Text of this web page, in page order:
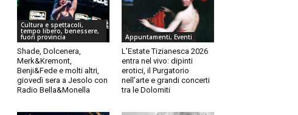
Cultura e spettacoli,
tempo libero, benessere,
fuori provincia
Shade, Dolcenera,
Merk&Kremont,
Benji&Fede e molti altri,
giovedì sera a Jesolo con
Radio Bella&Monella
Appuntamenti, Eventi
L’Estate Tizianesca 2026
entra nel vivo: dipinti
erotici, il Purgatorio
nell’arte e grandi concerti
tra le Dolomiti